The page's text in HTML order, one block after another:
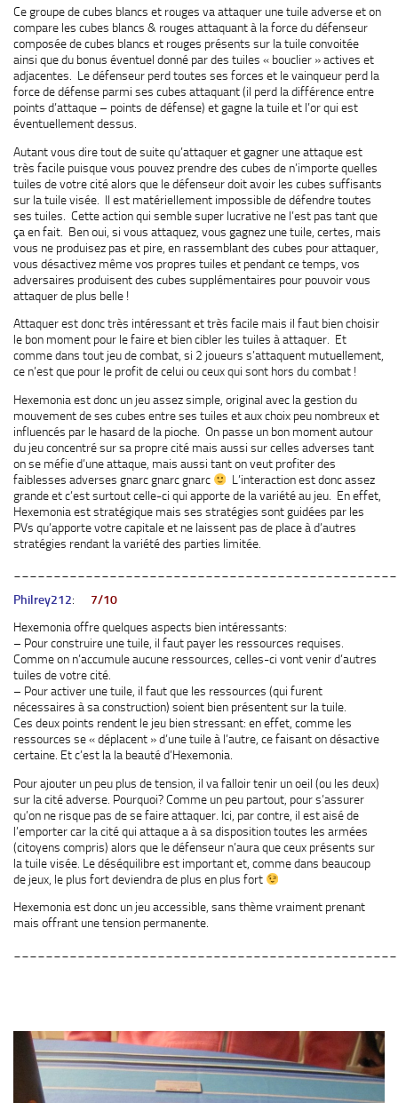
Ce groupe de cubes blancs et rouges va attaquer une tuile adverse et on
compare les cubes blancs & rouges attaquant à la force du défenseur
composée de cubes blancs et rouges présents sur la tuile convoitée
ainsi que du bonus éventuel donné par des tuiles « bouclier » actives et
adjacentes. Le défenseur perd toutes ses forces et le vainqueur perd la
force de défense parmi ses cubes attaquant (il perd la différence entre
points d’attaque – points de défense) et gagne la tuile et l’or qui est
éventuellement dessus.
Autant vous dire tout de suite qu’attaquer et gagner une attaque est
très facile puisque vous pouvez prendre des cubes de n’importe quelles
tuiles de votre cité alors que le défenseur doit avoir les cubes suffisants
sur la tuile visée. Il est matériellement impossible de défendre toutes
ses tuiles. Cette action qui semble super lucrative ne l’est pas tant que
ça en fait. Ben oui, si vous attaquez, vous gagnez une tuile, certes, mais
vous ne produisez pas et pire, en rassemblant des cubes pour attaquer,
vous désactivez même vos propres tuiles et pendant ce temps, vos
adversaires produisent des cubes supplémentaires pour pouvoir vous
attaquer de plus belle !
Attaquer est donc très intéressant et très facile mais il faut bien choisir
le bon moment pour le faire et bien cibler les tuiles à attaquer. Et
comme dans tout jeu de combat, si 2 joueurs s’attaquent mutuellement,
ce n’est que pour le profit de celui ou ceux qui sont hors du combat !
Hexemonia est donc un jeu assez simple, original avec la gestion du
mouvement de ses cubes entre ses tuiles et aux choix peu nombreux et
influencés par le hasard de la pioche. On passe un bon moment autour
du jeu concentré sur sa propre cité mais aussi sur celles adverses tant
on se méfie d’une attaque, mais aussi tant on veut profiter des
faiblesses adverses gnarc gnarc gnarc
L’interaction est donc assez
grande et c’est surtout celle-ci qui apporte de la variété au jeu. En effet,
Hexemonia est stratégique mais ses stratégies sont guidées par les
PVs qu’apporte votre capitale et ne laissent pas de place à d’autres
stratégies rendant la variété des parties limitée.
Philrey212:
7/10
Hexemonia offre quelques aspects bien intéressants:
– Pour construire une tuile, il faut payer les ressources requises.
Comme on n’accumule aucune ressources, celles-ci vont venir d’autres
tuiles de votre cité.
– Pour activer une tuile, il faut que les ressources (qui furent
nécessaires à sa construction) soient bien présentent sur la tuile.
Ces deux points rendent le jeu bien stressant: en effet, comme les
ressources se « déplacent » d’une tuile à l’autre, ce faisant on désactive
certaine. Et c’est la la beauté d’Hexemonia.
Pour ajouter un peu plus de tension, il va falloir tenir un oeil (ou les deux)
sur la cité adverse. Pourquoi? Comme un peu partout, pour s’assurer
qu’on ne risque pas de se faire attaquer. Ici, par contre, il est aisé de
l’emporter car la cité qui attaque a à sa disposition toutes les armées
(citoyens compris) alors que le défenseur n’aura que ceux présents sur
la tuile visée. Le déséquilibre est important et, comme dans beaucoup
de jeux, le plus fort deviendra de plus en plus fort
Hexemonia est donc un jeu accessible, sans thème vraiment prenant
mais offrant une tension permanente.